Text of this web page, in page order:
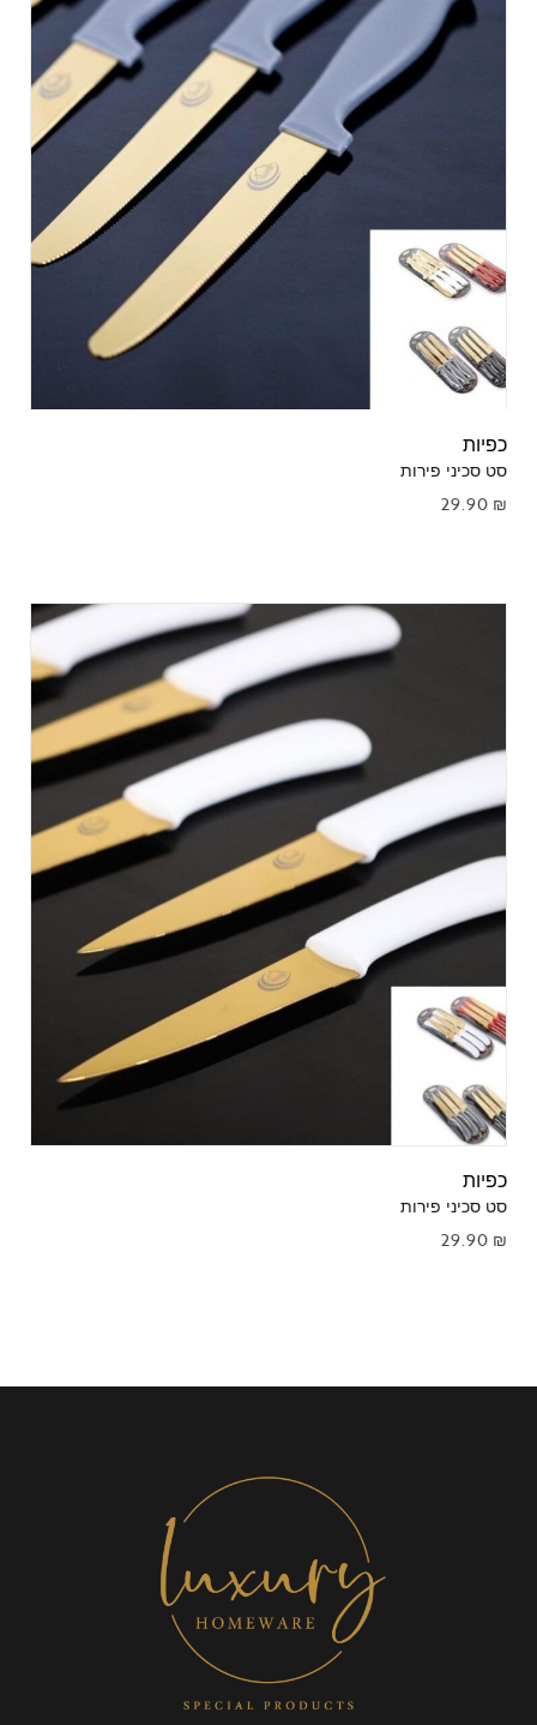
כפיות
סט סכיני פירות
29.90 ₪
כפיות
סט סכיני פירות
29.90 ₪